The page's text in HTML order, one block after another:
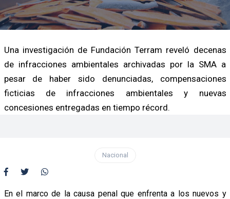
Una investigación de Fundación Terram reveló decenas
de infracciones ambientales archivadas por la SMA a
pesar de haber sido denunciadas, compensaciones
ficticias de infracciones ambientales y nuevas
concesiones entregadas en tiempo récord.
Nacional
En el marco de la causa penal que enfrenta a los nuevos y